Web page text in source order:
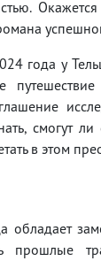
года у
смогут ли
в этом
обладает
прошлые